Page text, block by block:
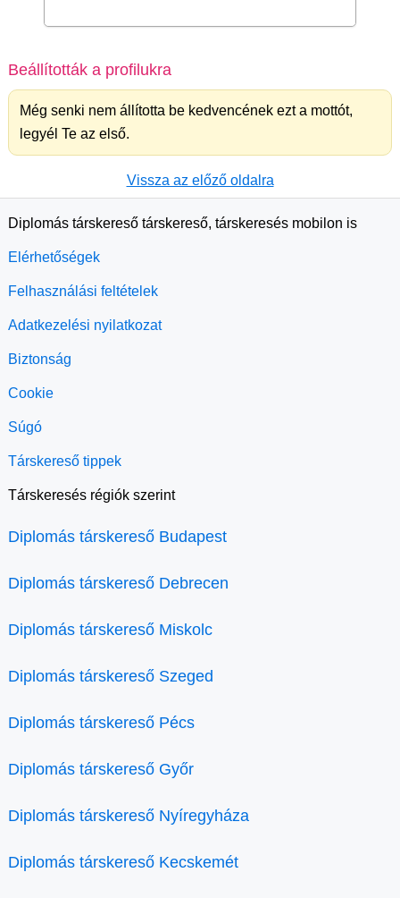
Beállították a profilukra
Még senki nem állította be kedvencének ezt a mottót,
legyél Te az első.
Vissza az előző oldalra
Diplomás társkereső társkereső, társkeresés mobilon is
Elérhetőségek
Felhasználási feltételek
Adatkezelési nyilatkozat
Biztonság
Cookie
Súgó
Társkereső tippek
Társkeresés régiók szerint
Diplomás társkereső Budapest
Diplomás társkereső Debrecen
Diplomás társkereső Miskolc
Diplomás társkereső Szeged
Diplomás társkereső Pécs
Diplomás társkereső Győr
Diplomás társkereső Nyíregyháza
Diplomás társkereső Kecskemét